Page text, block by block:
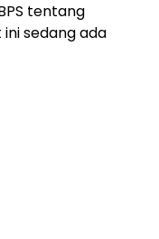
tentang
sedang ada